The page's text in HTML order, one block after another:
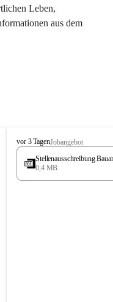
Leben,
aus dem
S
t
s
vor 3 TagenJobangebot
Stellenausschreibung
0,4 MB